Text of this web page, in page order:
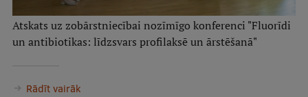
Rādīt vairāk
Atskats uz zobārstniecībai nozīmīgo konferenci "Fluorīdi
un antibiotikas: līdzsvars profilaksē un ārstēšanā"